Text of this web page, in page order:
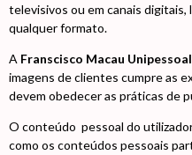
televisivos ou em canais
qualquer formato.
A Franscisco Macau
imagens de clientes cumpre as
devem obedecer as práticas de
O conteúdo pessoal do
como os conteúdos pessoais